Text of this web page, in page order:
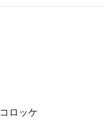
ロッケ